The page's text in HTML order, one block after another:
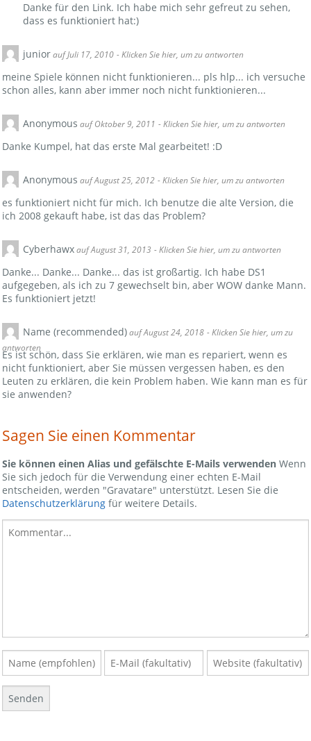
Danke für den Link. Ich habe mich sehr gefreut zu sehen,
dass es funktioniert hat:)
juniorauf Juli 17, 2010 - Klicken Sie hier, um zu antworten
meine Spiele können nicht funktionieren... pls hlp... ich versuche
schon alles, kann aber immer noch nicht funktionieren...
Anonymous auf Oktober 9, 2011 - Klicken Sie hier, um zu antworten
Danke Kumpel, hat das erste Mal gearbeitet! :D
Anonymous auf August 25, 2012 - Klicken Sie hier, um zu antworten
es funktioniert nicht für mich. Ich benutze die alte Version, die
ich 2008 gekauft habe, ist das das Problem?
Cyberhawxauf August 31, 2013 - Klicken Sie hier, um zu antworten
Danke... Danke... Danke... das ist großartig. Ich habe DS1
aufgegeben, als ich zu 7 gewechselt bin, aber WOW danke Mann.
Es funktioniert jetzt!
Name (recommended)auf August 24, 2018 - Klicken Sie hier, um zu
antworten
Es ist schön, dass Sie erklären, wie man es repariert, wenn es
nicht funktioniert, aber Sie müssen vergessen haben, es den
Leuten zu erklären, die kein Problem haben. Wie kann man es für
sie anwenden?
Sagen Sie einen Kommentar
Sie können einen Alias und gefälschte E-Mails verwenden Wenn
Sie sich jedoch für die Verwendung einer echten E-Mail
entscheiden, werden "Gravatare" unterstützt. Lesen Sie die
Datenschutzerklärung für weitere Details.